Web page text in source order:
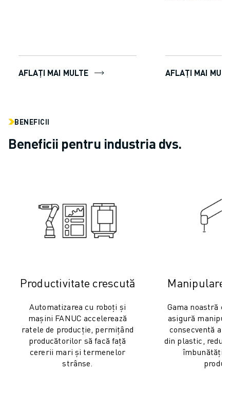
AFLAȚI MAI MULTE AFLAȚI MAI
BENEFICII
Beneficii pentru industria dvs.
Productivitate crescută
Automatizarea cu roboți și
mașini FANUC accelerează
ratele de producție, permițând
producătorilor să facă față
cererii mari și termenelor
strânse.
Manipulare
Gama noastră
asigură
consecventă a
din plastic,